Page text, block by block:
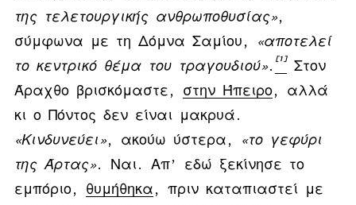
της τελετουργικής ανθρωποθυσίας»,
σύμφωνα με τη Δόμνα Σαμίου,
«αποτελεί
το κεντρικό θέμα του τραγουδιού».
[1]
Στον
Άραχθο βρισκόμαστε, στην Ήπειρο, αλλά
κι ο Πόντος δεν είναι μακρυά.
«Κινδυνεύει», ακούω ύστερα,
«το γεφύρι
της Άρτας». Ναι. Απ’ εδώ ξεκίνησε το
εμπόριο, θυμήθηκα , πριν καταπιαστεί με